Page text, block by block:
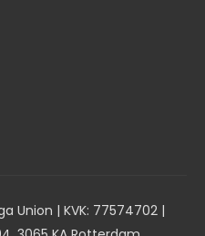
Union | KVK: 77574702 |